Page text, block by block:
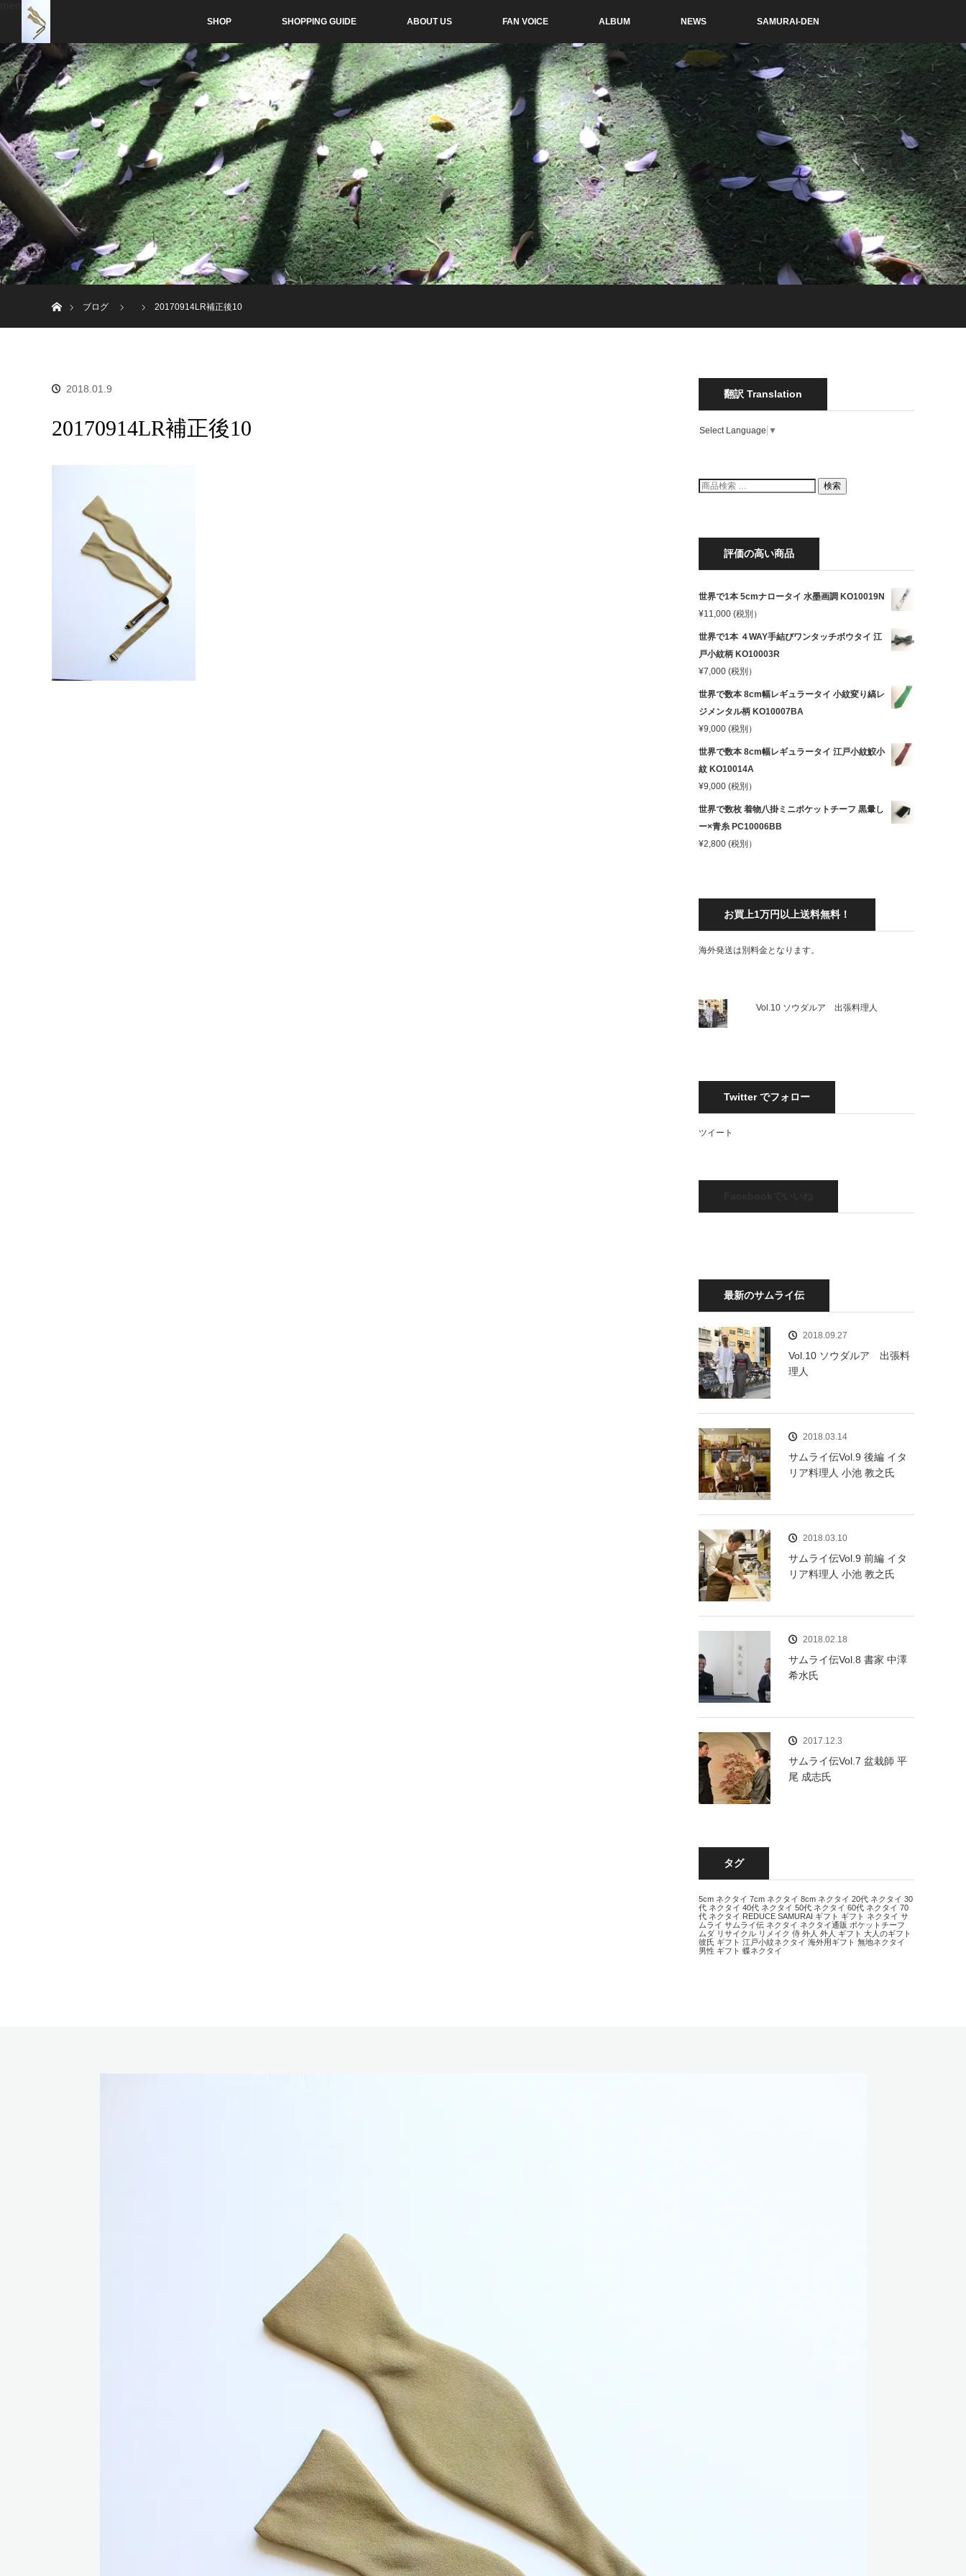
SHOP SHOPPING GUIDE ABOUT US FAN VOICE ALBUM NEWS SAMURAI-DEN
ブログ
20170914LR補正後10
2018.01.9
20170914LR補正後10
翻訳 Translation
Select Language ▼
検
索
検索
評価の高い商品
世界で1本 5cmナロータイ 水墨画調 KO10019N
¥11,000 (税別）
世界で1本 ４WAY手結びワンタッチボウタイ 江
戸小紋柄 KO10003R
¥7,000 (税別）
世界で数本 8cm幅レギュラータイ 小紋変り縞レ
ジメンタル柄 KO10007BA
¥9,000 (税別）
世界で数本 8cm幅レギュラータイ 江戸小紋鮫小
紋 KO10014A
¥9,000 (税別）
世界で数枚 着物八掛ミニポケットチーフ 黒暈し
ー×青糸 PC10006BB
¥2,800 (税別）
お買上1万円以上送料無料！
海外発送は別料金となります。
Vol.10 ソウダルア 出張料理人
Twitter でフォロー
ツイート
最新のサムライ伝
2018.09.27
Vol.10 ソウダルア 出張料
理人
2018.03.14
サムライ伝Vol.9 後編 イタ
リア料理人 小池 教之氏
2018.03.10
サムライ伝Vol.9 前編 イタ
リア料理人 小池 教之氏
2018.02.18
サムライ伝Vol.8 書家 中澤
希水氏
2017.12.3
サムライ伝Vol.7 盆栽師 平
尾 成志氏
タグ
5cm ネクタイ 7cm ネクタイ 8cm ネクタイ 20代 ネクタイ 30
代 ネクタイ 40代 ネクタイ 50代 ネクタイ 60代 ネクタイ 70
代 ネクタイ REDUCE SAMURAI ギフト ギフト ネクタイ サ
ムライ サムライ伝 ネクタイ ネクタイ通販 ポケットチーフ
ムダ リサイクル リメイク 侍 外人 外人 ギフト 大人のギフト
彼氏 ギフト 江戸小紋ネクタイ 海外用ギフト 無地ネクタイ
男性 ギフト 蝶ネクタイ